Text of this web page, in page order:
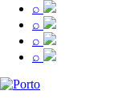
⌕
⌕
⌕
⌕